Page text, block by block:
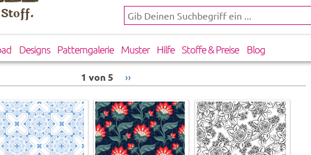
Designs Patterngalerie Muster Hilfe Stoffe & Preise Blog
1 von 5 ››